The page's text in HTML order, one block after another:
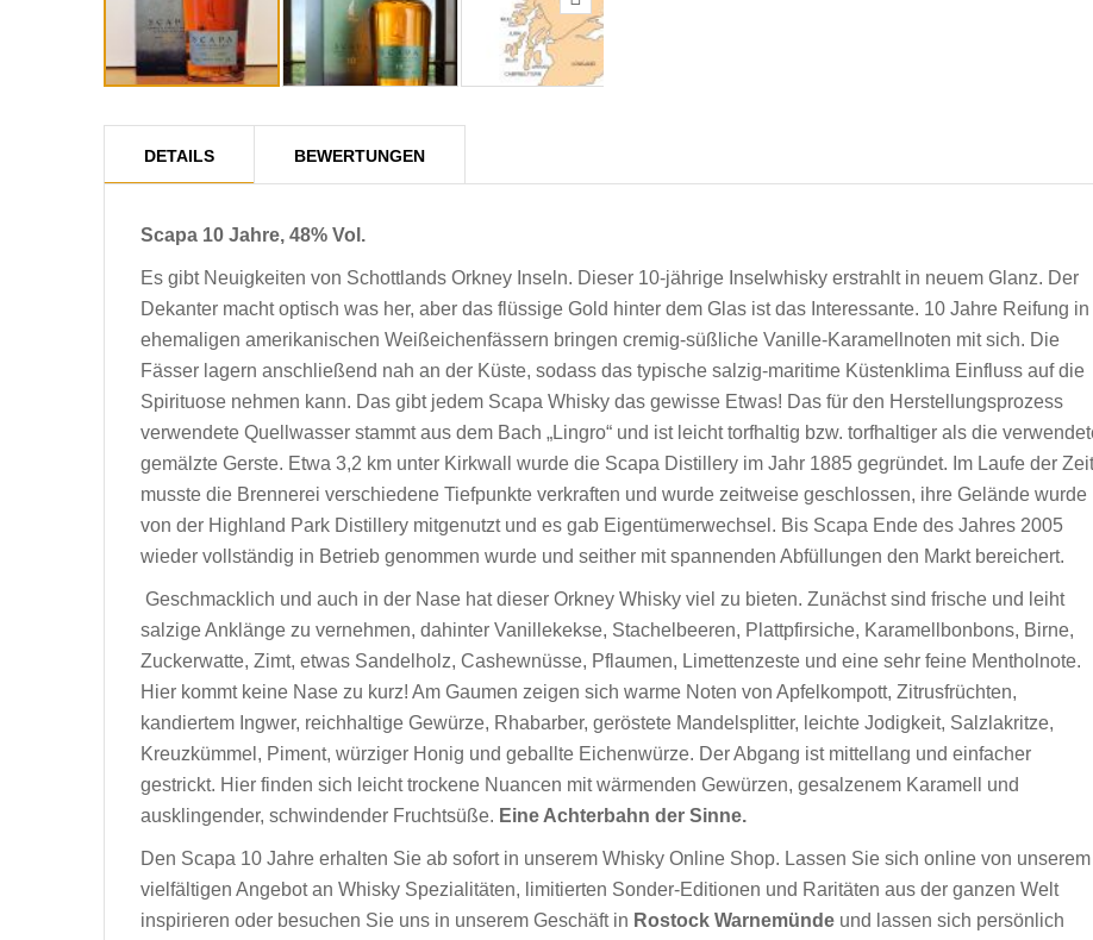
DETAILS
Scapa 10 Jahre, 48% Vol.
Es gibt Neuigkeiten von Schottlands Orkney Inseln. Dieser 10-jährige Inselwhisky erstrahlt in neuem Glanz. Der
Dekanter macht optisch was her, aber das flüssige Gold hinter dem Glas ist das Interessante. 10 Jahre Reifung in
ehemaligen amerikanischen Weißeichenfässern bringen cremig-süßliche Vanille-Karamellnoten mit sich. Die
Fässer lagern anschließend nah an der Küste, sodass das typische salzig-maritime Küstenklima Einfluss auf die
Spirituose nehmen kann. Das gibt jedem Scapa Whisky das gewisse Etwas! Das für den Herstellungsprozess
verwendete Quellwasser stammt aus dem Bach „Lingro“ und ist leicht torfhaltig bzw. torfhaltiger als die
gemälzte Gerste. Etwa 3,2 km unter Kirkwall wurde die Scapa Distillery im Jahr 1885 gegründet. Im Laufe der Zeit
musste die Brennerei verschiedene Tiefpunkte verkraften und wurde zeitweise geschlossen, ihre Gelände wurde
von der Highland Park Distillery mitgenutzt und es gab Eigentümerwechsel. Bis Scapa Ende des Jahres 2005
wieder vollständig in Betrieb genommen wurde und seither mit spannenden Abfüllungen den Markt bereichert.
Geschmacklich und auch in der Nase hat dieser Orkney Whisky viel zu bieten. Zunächst sind frische und leiht
salzige Anklänge zu vernehmen, dahinter Vanillekekse, Stachelbeeren, Plattpfirsiche, Karamellbonbons, Birne,
Zuckerwatte, Zimt, etwas Sandelholz, Cashewnüsse, Pflaumen, Limettenzeste und eine sehr feine Mentholnote.
Hier kommt keine Nase zu kurz! Am Gaumen zeigen sich warme Noten von Apfelkompott, Zitrusfrüchten,
kandiertem Ingwer, reichhaltige Gewürze, Rhabarber, geröstete Mandelsplitter, leichte Jodigkeit, Salzlakritze,
Kreuzkümmel, Piment, würziger Honig und geballte Eichenwürze. Der Abgang ist mittellang und einfacher
gestrickt. Hier finden sich leicht trockene Nuancen mit wärmenden Gewürzen, gesalzenem Karamell und
ausklingender, schwindender Fruchtsüße. Eine Achterbahn der Sinne.
Den Scapa 10 Jahre erhalten Sie ab sofort in unserem Whisky Online Shop. Lassen Sie sich online von unserem
vielfältigen Angebot an Whisky Spezialitäten, limitierten Sonder-Editionen und Raritäten aus der ganzen Welt
inspirieren oder besuchen Sie uns in unserem Geschäft in Rostock Warnemünde und lassen sich persönlich
BEWERTUNGEN